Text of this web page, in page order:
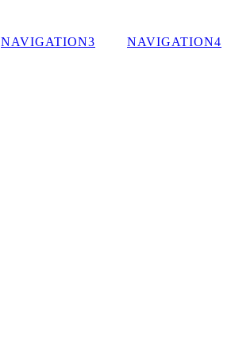
NAVIGATION3 NAVIGATION4